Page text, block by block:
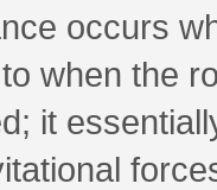
occurs
when the
it